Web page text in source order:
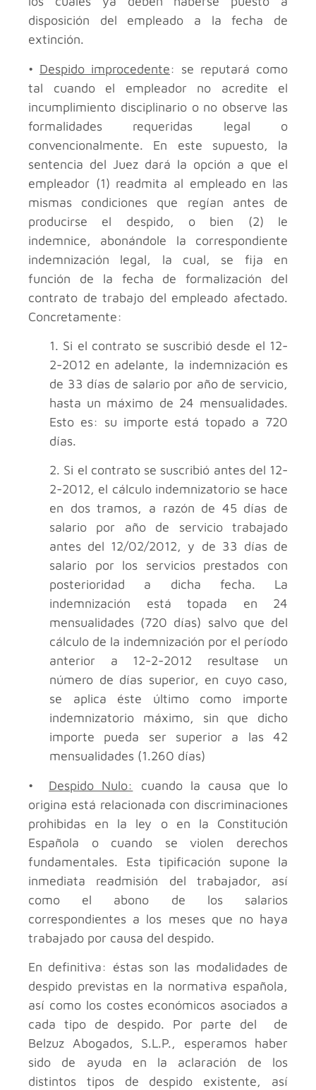
disposición del empleado a la fecha de
extinción.
• Despido improcedente: se reputará como
tal cuando el empleador no acredite el
incumplimiento disciplinario o no observe las
formalidades requeridas legal o
convencionalmente. En este supuesto, la
sentencia del Juez dará la opción a que el
empleador (1) readmita al empleado en las
mismas condiciones que regían antes de
producirse el despido, o bien (2) le
indemnice, abonándole la correspondiente
indemnización legal, la cual, se fija en
función de la fecha de formalización del
contrato de trabajo del empleado afectado.
Concretamente:
1. Si el contrato se suscribió desde el 12-
2-2012 en adelante, la indemnización es
de 33 días de salario por año de servicio,
hasta un máximo de 24 mensualidades.
Esto es: su importe está topado a 720
días.
2. Si el contrato se suscribió antes del 12-
2-2012, el cálculo indemnizatorio se hace
en dos tramos, a razón de 45 días de
salario por año de servicio trabajado
antes del 12/02/2012, y de 33 días de
salario por los servicios prestados con
posterioridad a dicha fecha. La
indemnización está topada en 24
mensualidades (720 días) salvo que del
cálculo de la indemnización por el período
anterior a 12-2-2012 resultase un
número de días superior, en cuyo caso,
se aplica éste último como importe
indemnizatorio máximo, sin que dicho
importe pueda ser superior a las 42
mensualidades (1.260 días)
•
Despido Nulo:
cuando la causa que lo
origina está relacionada con discriminaciones
prohibidas en la ley o en la Constitución
Española o cuando se violen derechos
fundamentales. Esta tipificación supone la
inmediata readmisión del trabajador, así
como el abono de los salarios
correspondientes a los meses que no haya
trabajado por causa del despido.
En definitiva: éstas son las modalidades de
despido previstas en la normativa española,
así como los costes económicos asociados a
cada tipo de despido. Por parte del
de
Belzuz Abogados, S.L.P., esperamos haber
sido de ayuda en la aclaración de los
distintos tipos de despido existente, así